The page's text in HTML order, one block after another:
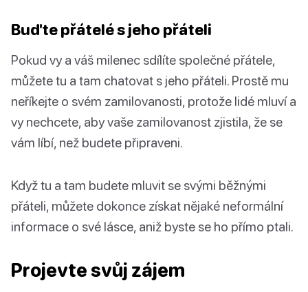
Buďte přátelé s jeho přáteli
Pokud vy a váš milenec sdílíte společné přátele,
můžete tu a tam chatovat s jeho přáteli. Prostě mu
neříkejte o svém zamilovanosti, protože lidé mluví a
vy nechcete, aby vaše zamilovanost zjistila, že se
vám líbí, než budete připraveni.
Když tu a tam budete mluvit se svými běžnými
přáteli, můžete dokonce získat nějaké neformální
informace o své lásce, aniž byste se ho přímo ptali.
Projevte svůj zájem